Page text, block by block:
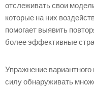
отслеживать свои
которые на них
помогает выявить
более эффективные
Упражнение
силу обнаруживать